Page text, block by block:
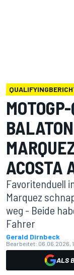
ACOSTA
Favoritenduell
Marquez
weg - Beide
Fahrer
Gerald Dirnbeck
Bearbeitet: 06.06.2026,
ALS